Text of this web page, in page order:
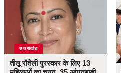
उत्तराखंड
तीलू रौतेली पुरस्कार के लिए 13